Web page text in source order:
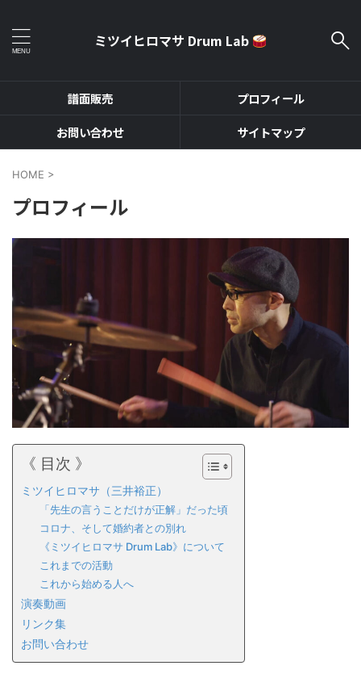
ミツイヒロマサ Drum Lab
譜面販売
プロフィール
お問い合わせ
サイトマップ
HOME >
プロフィール
《 目次 》
ミツイヒロマサ（三井裕正）
「先生の言うことだけが正解」だった頃
コロナ、そして婚約者との別れ
《ミツイヒロマサ Drum Lab》について
これまでの活動
これから始める人へ
演奏動画
リンク集
お問い合わせ